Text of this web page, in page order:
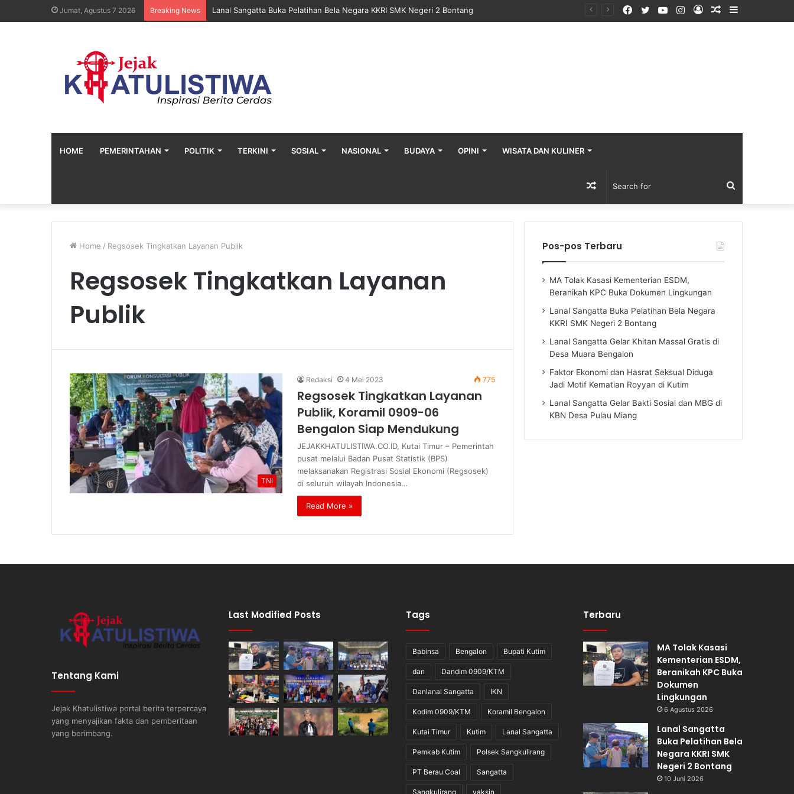
Jumat, Agustus 7 2026 Breaking News Lanal Sangatta Buka Pelatihan Bela Negara KKRI SMK Negeri 2 Bontang Sidebar
Random
Log
Instagram
YouTube
Twitter
Facebook
HOME PEMERINTAHAN POLITIK TERKINI SOSIAL NASIONAL BUDAYA OPINI WISATA DAN KULINER
Search
for
Random
Article
Home / Regsosek Tingkatkan Layanan Publik
Regsosek Tingkatkan Layanan
Publik
TNI
Redaksi 4 Mei 2023 775
Regsosek Tingkatkan Layanan
Publik, Koramil 0909-06
Bengalon Siap Mendukung
JEJAKKHATULISTIWA.CO.ID, Kutai Timur – Pemerintah
pusat melalui Badan Pusat Statistik (BPS)
melaksanakan Registrasi Sosial Ekonomi (Regsosek)
di seluruh wilayah Indonesia…
Read More »
Pos-pos Terbaru
MA Tolak Kasasi Kementerian ESDM,
Beranikah KPC Buka Dokumen Lingkungan
Lanal Sangatta Buka Pelatihan Bela Negara
KKRI SMK Negeri 2 Bontang
Lanal Sangatta Gelar Khitan Massal Gratis di
Desa Muara Bengalon
Faktor Ekonomi dan Hasrat Seksual Diduga
Jadi Motif Kematian Royyan di Kutim
Lanal Sangatta Gelar Bakti Sosial dan MBG di
KBN Desa Pulau Miang
Tentang Kami
Jejak Khatulistiwa portal berita terpercaya
yang menyajikan fakta dan pemberitaan
yang berimbang.
Last Modified Posts Tags
Babinsa Bengalon Bupati Kutim
dan Dandim 0909/KTM
Danlanal Sangatta IKN
Kodim 0909/KTM Koramil Bengalon
Kutai Timur Kutim Lanal Sangatta
Pemkab Kutim Polsek Sangkulirang
PT Berau Coal Sangatta
Sangkulirang vaksin
Terbaru
MA Tolak Kasasi
Kementerian ESDM,
Beranikah KPC Buka
Dokumen
Lingkungan
6 Agustus 2026
Lanal Sangatta
Buka Pelatihan Bela
Negara KKRI SMK
Negeri 2 Bontang
10 Juni 2026